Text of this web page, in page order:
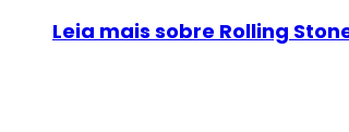
Leia mais sobre Rolling